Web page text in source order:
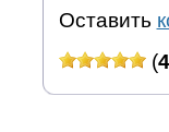
Оставить
(4